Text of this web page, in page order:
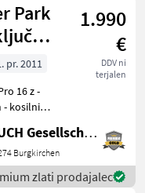
Park
sneg
1.990
€
DDV ni
terjalen
pr. 2011
16 z -
- kosilnim
- splošno
MAUCH Gesellschaft m.b.H. & Co.KG
Burgkirchen
zlati prodajalec